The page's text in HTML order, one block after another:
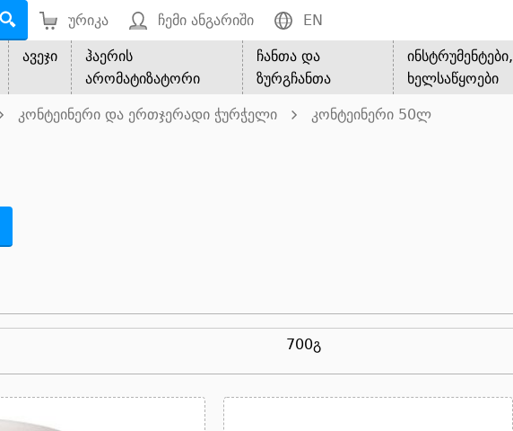
ურიკა ჩემი ანგარიში EN
ავეჯი
ჰაერის
არომატიზატორი
ჩანთა და
ზურგჩანთა
ინსტრუმენტები,
ხელსაწყოები
კონტეინერი და ერთჯერადი ჭურჭელი კონტეინერი 50ლ
700გ